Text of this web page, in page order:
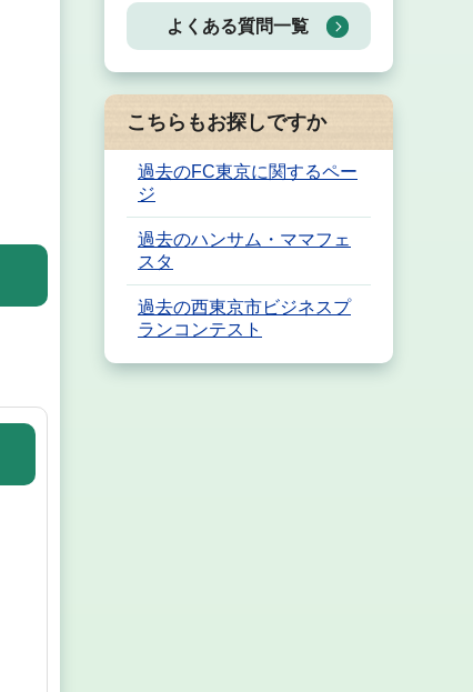
よくある質問一覧
こちらもお探しですか
過去のFC東京に関するペー
ジ
過去のハンサム・ママフェ
スタ
過去の西東京市ビジネスプ
ランコンテスト